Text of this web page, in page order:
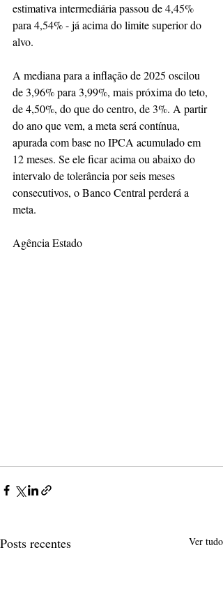
estimativa intermediária passou de 4,45%
para 4,54% - já acima do limite superior do
alvo.
A mediana para a inflação de 2025 oscilou
de 3,96% para 3,99%, mais próxima do teto,
de 4,50%, do que do centro, de 3%. A partir
do ano que vem, a meta será contínua,
apurada com base no IPCA acumulado em
12 meses. Se ele ficar acima ou abaixo do
intervalo de tolerância por seis meses
consecutivos, o Banco Central perderá a
meta.
Agência Estado
Posts recentes Ver tudo